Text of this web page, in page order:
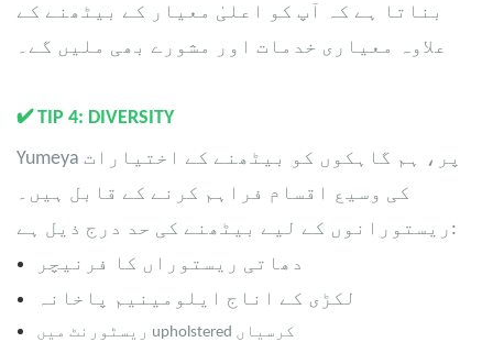
بناتا ہے کہ آپ کو اعلیٰ معیار کے بیٹھنے کے
علاوہ معیاری خدمات اور مشورے بھی ملیں گے۔
✔TIP 4: DIVERSITY
Yumeya پر، ہم گاہکوں کو بیٹھنے کے اختیارات
کی وسیع اقسام فراہم کرنے کے قابل ہیں۔
ریستورانوں کے لیے بیٹھنے کی حد درج ذیل ہے:
دھاتی ریستوراں کا فرنیچر
لکڑی کے اناج ایلومینیم پاخانہ
ریسٹورنٹ میں upholstered کرسیاں